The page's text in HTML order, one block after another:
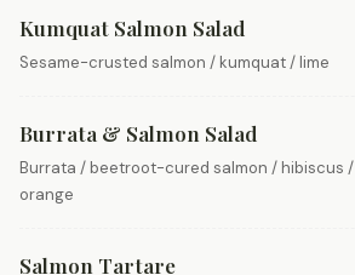
Kumquat Salmon Salad
Sesame-crusted salmon / kumquat / lime
Burrata & Salmon Salad
Burrata / beetroot-cured salmon / hibiscus /
orange
Salmon Tartare